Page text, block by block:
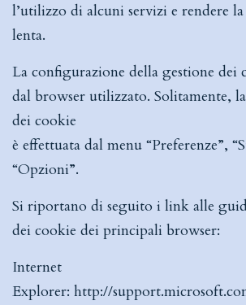
l’utilizzo di alcuni servizi e rendere
lenta.
La configurazione della gestione dei
dal browser utilizzato. Solitamente,
dei cookie
è effettuata dal menu “Preferenze”,
“Opzioni”.
Si riportano di seguito i link alle
dei cookie dei principali browser:
Internet
Explorer: http://